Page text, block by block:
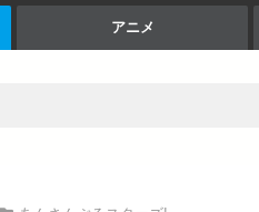
アニメ